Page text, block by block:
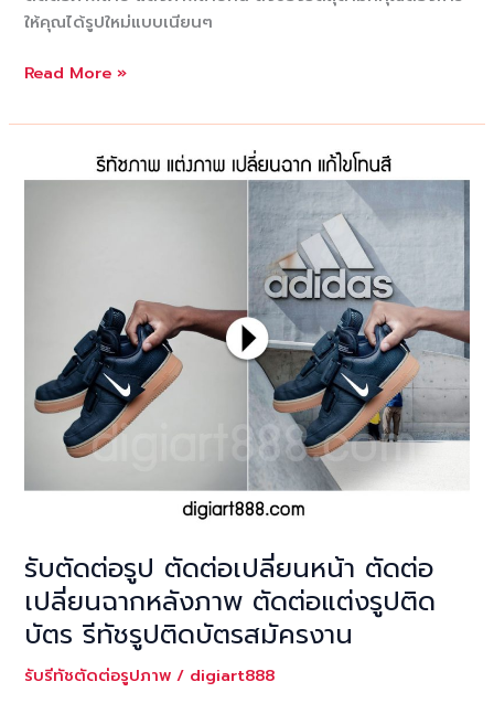
ให้คุณได้รูปใหม่แบบเนียนๆ
รับ
ทัช
แก้ไข
สินค้า
Read More »
รับตัดต่อรูป ตัดต่อเปลี่ยนหน้า ตัดต่อ
เปลี่ยนฉากหลังภาพ ตัดต่อแต่งรูปติด
บัตร รีทัชรูปติดบัตรสมัครงาน
รับรีทัชตัดต่อรูปภาพ / digiart888